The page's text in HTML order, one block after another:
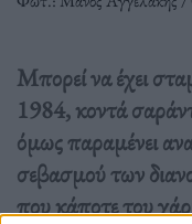
Μπορεί να έχει
1984, κοντά
όµως παραµένει
σεβασµού των
που κάποτε του